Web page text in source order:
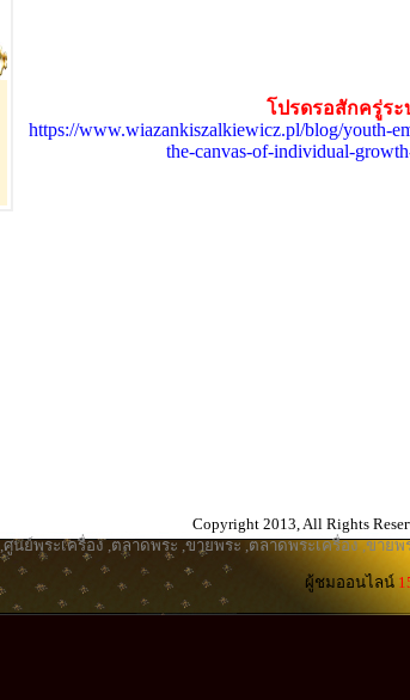
โปรดรอสักครู่ระ
https://www.wiazankiszalkiewicz.pl/blog/youth-
the-canvas-of-individual-
Copyright 2013, All Rights
,ศูนย์พระเครื่อง,ตลาดพระ ,ขายพระ ,ตลาดพระเครื่อง ,ขายพ
ผู้ชมออนไลน์